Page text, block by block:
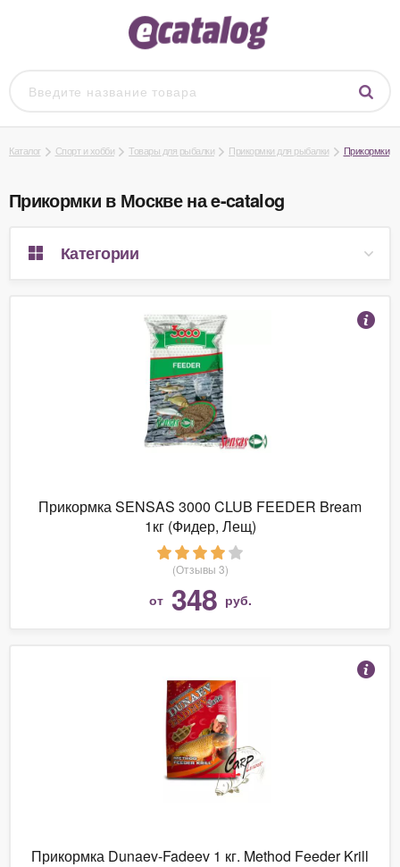
Каталог Спорт и хобби Товары для рыбалки Прикормки для рыбалки Прикормки
Прикормки в Москве на e-catalog
Категории
Прикормка SENSAS 3000 CLUB FEEDER Bream
1кг (Фидер, Лещ)
(Отзывы 3)
от 348 руб.
Прикормка Dunaev-Fadeev 1 кг. Method Feeder Krill